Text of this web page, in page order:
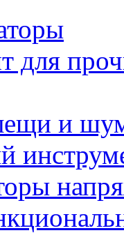
для
и